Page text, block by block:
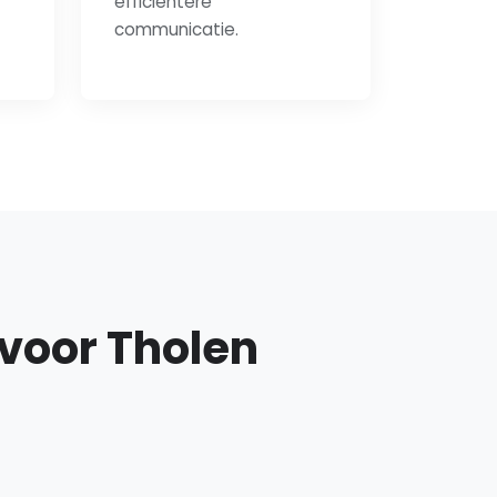
communicatie.
Tholen